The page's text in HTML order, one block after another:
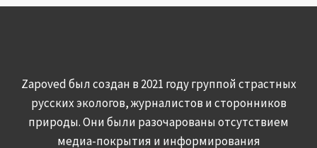
Zapoved был создан в 2021 году группой страстных
русских экологов, журналистов и сторонников
природы. Они были разочарованы отсутствием
медиа-покрытия и информирования